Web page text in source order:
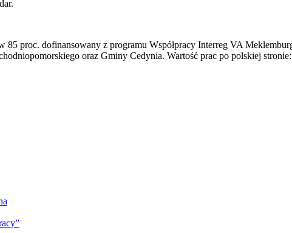
proc. dofinansowany z programu Współpracy Interreg VA
oraz Gminy Cedynia. Wartość prac po polskiej